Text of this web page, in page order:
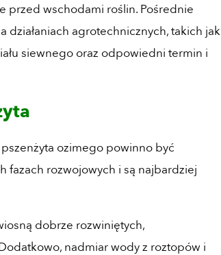
przed wschodami roślin. Pośrednie
działaniach agrotechnicznych, takich jak
siewnego oraz odpowiedni termin i
ozimego powinno być
fazach rozwojowych i są najbardziej
dobrze rozwiniętych,
nadmiar wody z roztopów i